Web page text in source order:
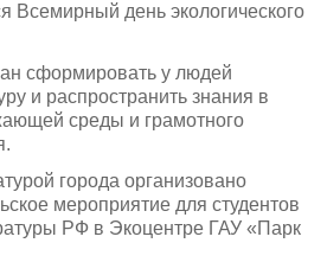
Всемирный день экологического
сформировать у людей
и распространить знания в
среды и грамотного
города организовано
мероприятие для студентов
РФ в Экоцентре ГАУ «Парк